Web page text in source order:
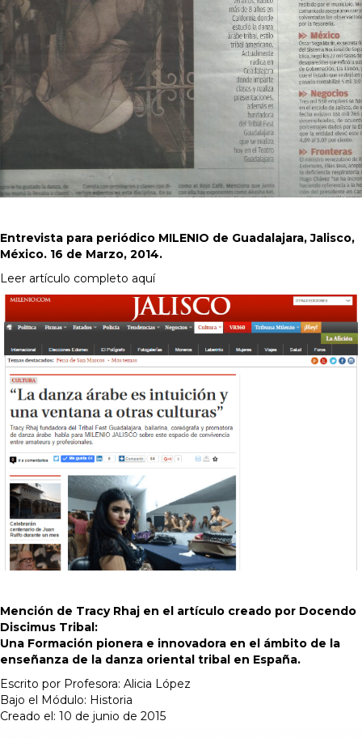
Entrevista para periódico MILENIO de Guadalajara, Jalisco,
México. 16 de Marzo, 2014.
Leer artículo completo aquí
Mención de Tracy Rhaj en el artículo creado por Docendo
Discimus Tribal:
Una Formación pionera e innovadora en el ámbito de la
enseñanza de la danza oriental tribal en España.
Escrito por Profesora: Alicia López
Bajo el Módulo: Historia
Creado el: 10 de junio de 2015